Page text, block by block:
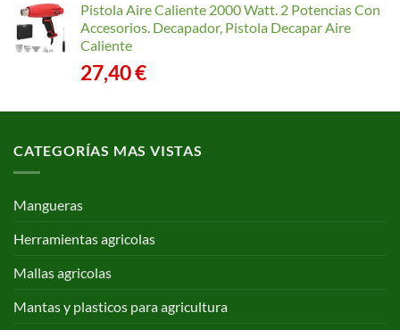
Pistola Aire Caliente 2000 Watt. 2 Potencias Con
Accesorios. Decapador, Pistola Decapar Aire
Caliente
27,40€
CATEGORÍAS MAS VISTAS
Mangueras
Herramientas agricolas
Mallas agricolas
Mantas y plasticos para agricultura